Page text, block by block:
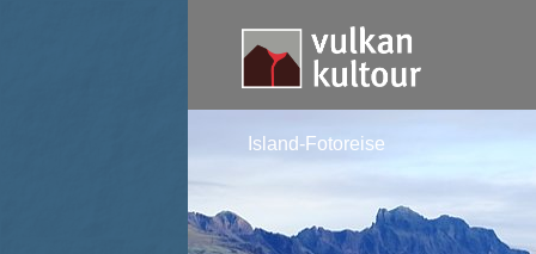
Island-Fotoreise